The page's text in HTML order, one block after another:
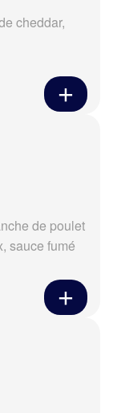
cheddar,
de poulet
sauce fumé